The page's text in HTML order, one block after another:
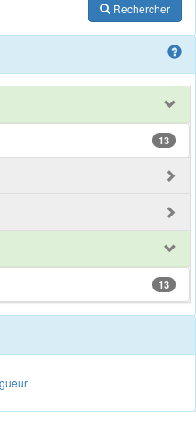
Rechercher
13
13